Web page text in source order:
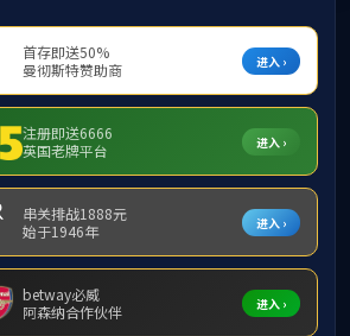
3044永利校级科研机构申请表-
3044永利校级科研机构申请表-
3044永利校级科研机构申请表-